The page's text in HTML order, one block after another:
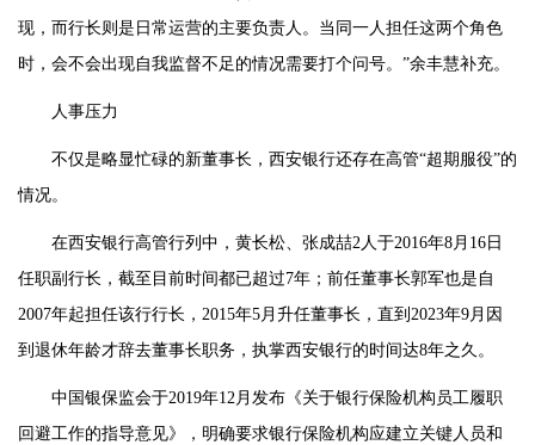
现，而行长则是日常运营的主要负责人。当同一人担任这两个角色
时，会不会出现自我监督不足的情况需要打个问号。”余丰慧补充。
人事压力
不仅是略显忙碌的新董事长，西安银行还存在高管“超期服役”的
情况。
在西安银行高管行列中，黄长松、张成喆2人于2016年8月16日
任职副行长，截至目前时间都已超过7年；前任董事长郭军也是自
2007年起担任该行行长，2015年5月升任董事长，直到2023年9月因
到退休年龄才辞去董事长职务，执掌西安银行的时间达8年之久。
中国银保监会于2019年12月发布《关于银行保险机构员工履职
回避工作的指导意见》，明确要求银行保险机构应建立关键人员和